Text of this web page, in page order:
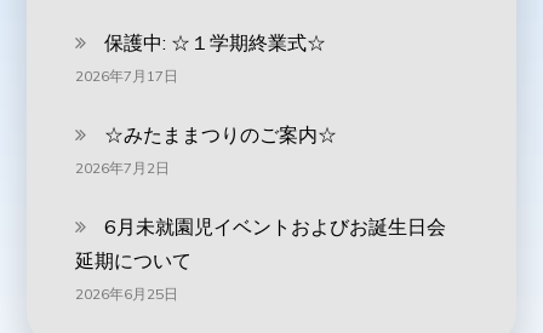
保護中: ☆１学期終業式☆
2026年7月17日
☆みたままつりのご案内☆
2026年7月2日
6月未就園児イベントおよびお誕生日会
延期について
2026年6月25日